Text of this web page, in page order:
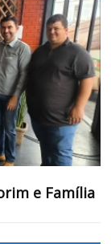
e Família